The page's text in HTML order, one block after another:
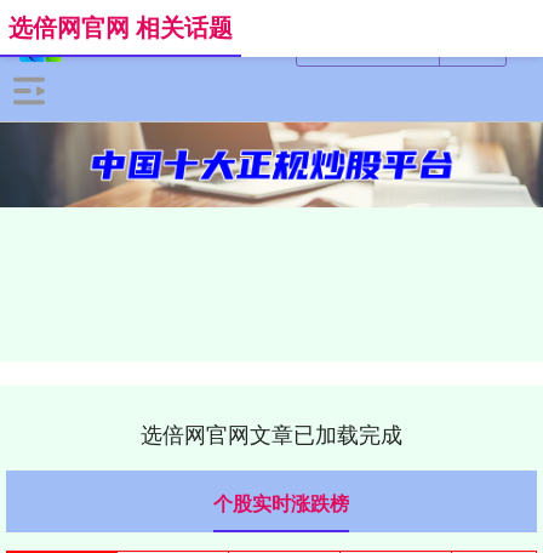
选倍网官网 相关话题
选倍网官网文章已加载完成
个股实时涨跌榜